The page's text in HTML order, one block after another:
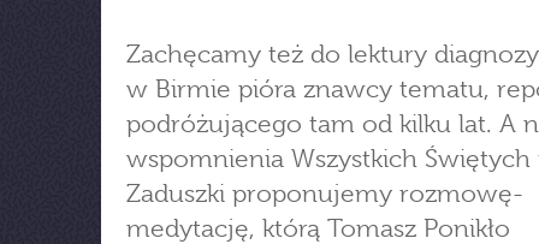
Zachęcamy też do lektury
w Birmie pióra znawcy tematu,
podróżującego tam od kilku lat. A
wspomnienia Wszystkich Świętych
Zaduszki proponujemy rozmowę-
medytację, którą Tomasz Ponikło